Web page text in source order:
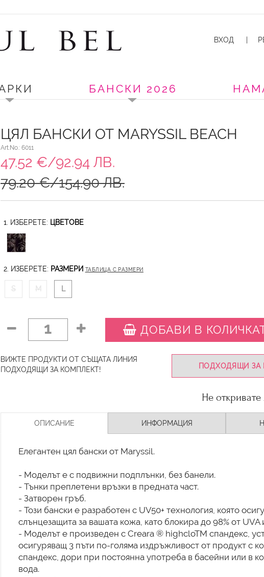
ВХОД
БАНСКИ 2026
ЦЯЛ БАНСКИ ОТ MARYSSIL BEACH
Art.No.: 6011
47.52 €/92.94 ЛВ.
79.20 €/154.90 ЛВ.
1. ИЗБЕРЕТЕ: ЦВЕТОВЕ
2. ИЗБЕРЕТЕ: РАЗМЕРИ ТАБЛИЦА С РАЗМЕРИ
S M L
1 ДОБАВИ В
ПОДХОДЯЩИ ЗА
ВИЖТЕ ПРОДУКТИ ОТ СЪЩАТА ЛИНИЯ
ПОДХОДЯЩИ ЗА КОМПЛЕКТ!
Не
ОПИСАНИЕ ИНФОРМАЦИЯ
Елегантен цял бански от Maryssil.
- Моделът е с подвижни подплънки, без банели.
- Тънки преплетени връзки в предната част.
- Затворен гръб.
- Този бански е разработен с UV50+ технология, която
слънцезащита за вашата кожа, като блокира до 98% от UVA
- Моделът е произведен с Creara ® highcloTM спандекс,
осигуряващ 3 пъти по-голяма издръжливост от продукт с
спандекс, дори при постоянна употреба в басейни или в
вода.